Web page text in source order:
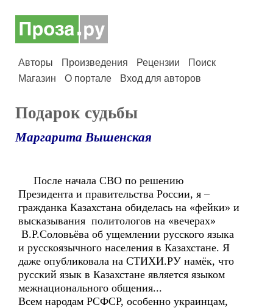
Авторы Произведения Рецензии
Поиск
Магазин
О портале Вход для авторов
Подарок судьбы
Маргарита Вышенская
После начала СВО по решению
Президента и правительства России, я –
гражданка Казахстана обиделась на «фейки» и
высказывания политологов на «вечерах»
В.Р.Соловьёва об ущемлении русского языка
и русскоязычного населения в Казахстане. Я
даже опубликовала на СТИХИ.РУ намёк, что
русский язык в Казахстане является языком
межнационального общения...
Всем народам РСФСР, особенно украинцам,